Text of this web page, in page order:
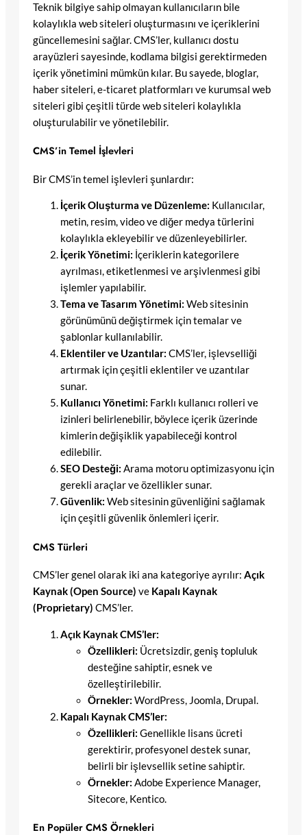
Teknik bilgiye sahip olmayan kullanıcıların bile
kolaylıkla web siteleri oluşturmasını ve içeriklerini
güncellemesini sağlar. CMS’ler, kullanıcı dostu
arayüzleri sayesinde, kodlama bilgisi gerektirmeden
içerik yönetimini mümkün kılar. Bu sayede, bloglar,
haber siteleri, e-ticaret platformları ve kurumsal web
siteleri gibi çeşitli türde web siteleri kolaylıkla
oluşturulabilir ve yönetilebilir.
CMS’in Temel İşlevleri
Bir CMS’in temel işlevleri şunlardır:
İçerik Oluşturma ve Düzenleme: Kullanıcılar,
metin, resim, video ve diğer medya türlerini
kolaylıkla ekleyebilir ve düzenleyebilirler.
İçerik Yönetimi: İçeriklerin kategorilere
ayrılması, etiketlenmesi ve arşivlenmesi gibi
işlemler yapılabilir.
Tema ve Tasarım Yönetimi: Web sitesinin
görünümünü değiştirmek için temalar ve
şablonlar kullanılabilir.
Eklentiler ve Uzantılar: CMS’ler, işlevselliği
artırmak için çeşitli eklentiler ve uzantılar
sunar.
Kullanıcı Yönetimi: Farklı kullanıcı rolleri ve
izinleri belirlenebilir, böylece içerik üzerinde
kimlerin değişiklik yapabileceği kontrol
edilebilir.
SEO Desteği: Arama motoru optimizasyonu için
gerekli araçlar ve özellikler sunar.
Güvenlik: Web sitesinin güvenliğini sağlamak
için çeşitli güvenlik önlemleri içerir.
CMS Türleri
CMS’ler genel olarak iki ana kategoriye ayrılır: Açık
Kaynak (Open Source) ve Kapalı Kaynak
(Proprietary) CMS’ler.
Açık Kaynak CMS’ler:
Özellikleri: Ücretsizdir, geniş topluluk
desteğine sahiptir, esnek ve
özelleştirilebilir.
Örnekler: WordPress, Joomla, Drupal.
Kapalı Kaynak CMS’ler:
Özellikleri: Genellikle lisans ücreti
gerektirir, profesyonel destek sunar,
belirli bir işlevsellik setine sahiptir.
Örnekler: Adobe Experience Manager,
Sitecore, Kentico.
En Popüler CMS Örnekleri